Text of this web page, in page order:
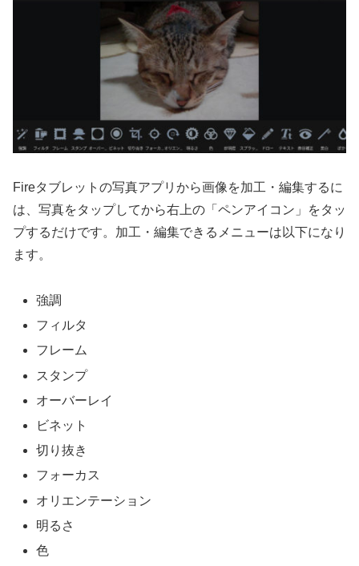
Fireタブレットの写真アプリから画像を加工・編集するに
は、写真をタップしてから右上の「ペンアイコン」をタッ
プするだけです。加工・編集できるメニューは以下になり
ます。
強調
フィルタ
フレーム
スタンプ
オーバーレイ
ビネット
切り抜き
フォーカス
オリエンテーション
明るさ
色